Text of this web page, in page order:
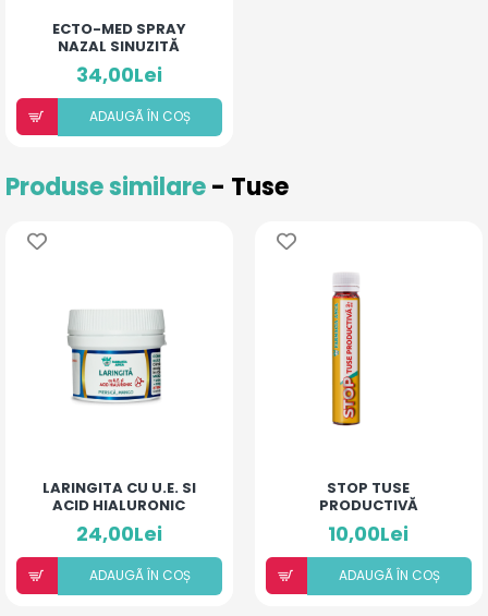
ECTO-MED SPRAY
NAZAL SINUZITĂ
34,00Lei
ADAUGÃ ÎN COȘ
Produse similare- Tuse
LARINGITA CU U.E. SI
ACID HIALURONIC
(PIERSICĂ ȘI MANGO)
24,00Lei
ADAUGÃ ÎN COȘ
STOP TUSE
PRODUCTIVĂ
10,00Lei
ADAUGÃ ÎN COȘ